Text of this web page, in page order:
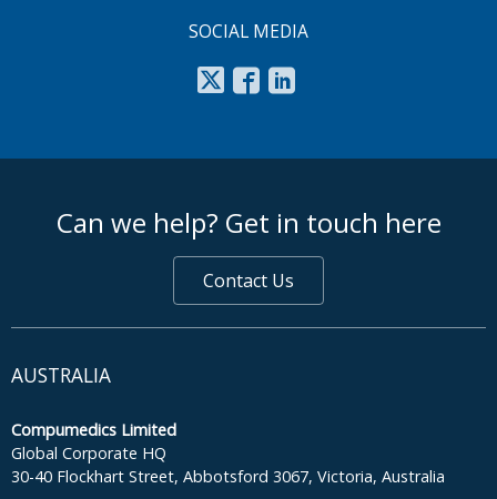
SOCIAL MEDIA
Can we help? Get in touch here
Contact Us
AUSTRALIA
Compumedics Limited
Global Corporate HQ
30-40 Flockhart Street, Abbotsford 3067, Victoria, Australia